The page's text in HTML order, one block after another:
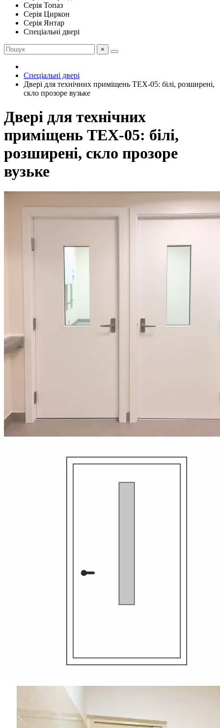
Серія Топаз
Серія Циркон
Серія Янтар
Спеціальні двері
×
Спеціальні двері
Двері для технічних приміщень ТЕХ-05: білі, розширені,
скло прозоре вузьке
Двері для технічних
приміщень ТЕХ-05: білі,
розширені, скло прозоре
вузьке